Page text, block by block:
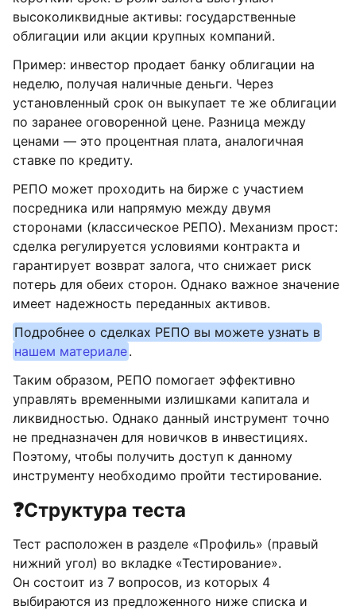
высоколиквидные активы: государственные
облигации или акции крупных компаний.
Пример: инвестор продает банку облигации на
неделю, получая наличные деньги. Через
установленный срок он выкупает те же облигации
по заранее оговоренной цене. Разница между
ценами — это процентная плата, аналогичная
ставке по кредиту.
РЕПО может проходить на бирже с участием
посредника или напрямую между двумя
сторонами (классическое РЕПО). Механизм прост:
сделка регулируется условиями контракта и
гарантирует возврат залога, что снижает риск
потерь для обеих сторон. Однако важное значение
имеет надежность переданных активов.
Подробнее о сделках РЕПО вы можете узнать в
нашем материале.
Таким образом, РЕПО помогает эффективно
управлять временными излишками капитала и
ликвидностью. Однако данный инструмент точно
не предназначен для новичков в инвестициях.
Поэтому, чтобы получить доступ к данному
инструменту необходимо пройти тестирование.
❓Структура теста
Тест расположен в разделе «Профиль» (правый
нижний угол) во вкладке «Тестирование».
Он состоит из 7 вопросов, из которых 4
выбираются из предложенного ниже списка и